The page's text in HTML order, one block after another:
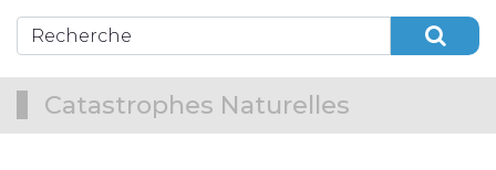
Catastrophes Naturelles